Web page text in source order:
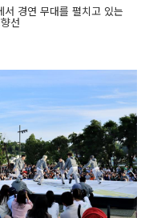
경연 무대를 펼치고 있는
선